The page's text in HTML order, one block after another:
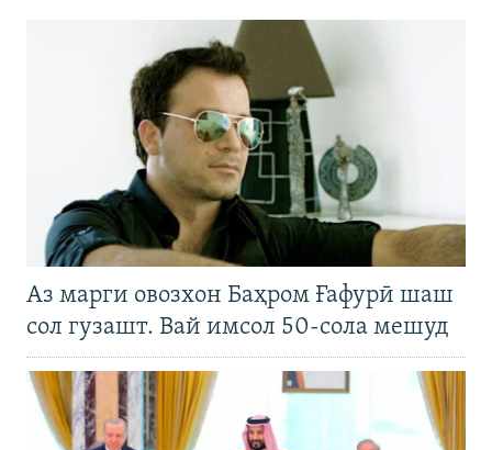
Аз марги овозхон Баҳром Ғафурӣ шаш
сол гузашт. Вай имсол 50-сола мешуд